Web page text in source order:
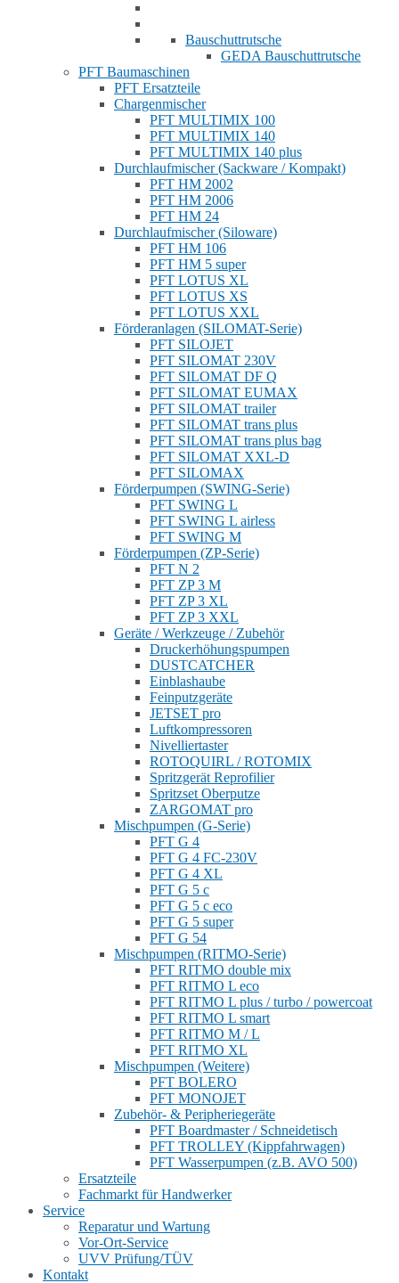
Bauschuttrutsche
GEDA Bauschuttrutsche
PFT Baumaschinen
PFT Ersatzteile
Chargenmischer
PFT MULTIMIX 100
PFT MULTIMIX 140
PFT MULTIMIX 140 plus
Durchlaufmischer (Sackware / Kompakt)
PFT HM 2002
PFT HM 2006
PFT HM 24
Durchlaufmischer (Siloware)
PFT HM 106
PFT HM 5 super
PFT LOTUS XL
PFT LOTUS XS
PFT LOTUS XXL
Förderanlagen (SILOMAT-Serie)
PFT SILOJET
PFT SILOMAT 230V
PFT SILOMAT DF Q
PFT SILOMAT EUMAX
PFT SILOMAT trailer
PFT SILOMAT trans plus
PFT SILOMAT trans plus bag
PFT SILOMAT XXL-D
PFT SILOMAX
Förderpumpen (SWING-Serie)
PFT SWING L
PFT SWING L airless
PFT SWING M
Förderpumpen (ZP-Serie)
PFT N 2
PFT ZP 3 M
PFT ZP 3 XL
PFT ZP 3 XXL
Geräte / Werkzeuge / Zubehör
Druckerhöhungspumpen
DUSTCATCHER
Einblashaube
Feinputzgeräte
JETSET pro
Luftkompressoren
Nivelliertaster
ROTOQUIRL / ROTOMIX
Spritzgerät Reprofilier
Spritzset Oberputze
ZARGOMAT pro
Mischpumpen (G-Serie)
PFT G 4
PFT G 4 FC-230V
PFT G 4 XL
PFT G 5 c
PFT G 5 c eco
PFT G 5 super
PFT G 54
Mischpumpen (RITMO-Serie)
PFT RITMO double mix
PFT RITMO L eco
PFT RITMO L plus / turbo / powercoat
PFT RITMO L smart
PFT RITMO M / L
PFT RITMO XL
Mischpumpen (Weitere)
PFT BOLERO
PFT MONOJET
Zubehör- & Peripheriegeräte
PFT Boardmaster / Schneidetisch
PFT TROLLEY (Kippfahrwagen)
PFT Wasserpumpen (z.B. AVO 500)
Ersatzteile
Fachmarkt für Handwerker
Service
Reparatur und Wartung
Vor-Ort-Service
UVV Prüfung/TÜV
Kontakt